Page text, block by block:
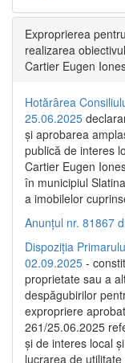
Exproprierea
realizarea
Cartier Eugen
Hotărârea
25.06.2025
și aprobarea
publică de interes
Cartier Eugen
în municipiul
a imobilelor
Anunțul nr. 81867
Dispoziția
02.09.2025 -
proprietate sau a
despăgubirilor
expropriere
261/25.06.2025
și de interes local
lucrarea de